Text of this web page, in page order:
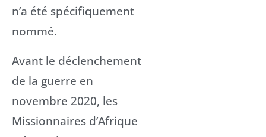
n’a été spécifiquement
nommé.
Avant le déclenchement
de la guerre en
novembre 2020, les
Missionnaires d’Afrique